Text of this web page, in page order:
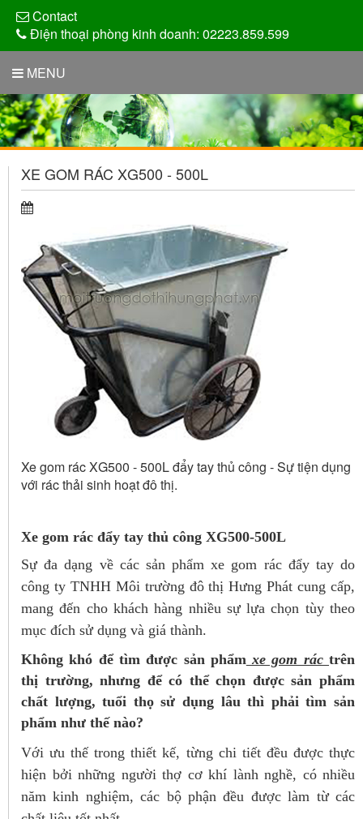
Contact
Điện thoại phòng kinh doanh: 02223.859.599
MENU
XE GOM RÁC XG500 - 500L
Xe gom rác XG500 - 500L đẩy tay thủ công - Sự tiện dụng
với rác thải sinh hoạt đô thị.
Xe gom rác đẩy tay thủ công XG500-500L
S­ự đa dạng về các sản phẩm xe gom rác đẩy tay do
công ty TNHH Môi trường đô thị Hưng Phát cung cấp,
mang đến cho khách hàng nhiều sự lựa chọn tùy theo
mục đích sử dụng và giá thành.
Không khó để tìm được sản phẩmxe gom ráctrên
thị trường, nhưng để có thể chọn được sản phẩm
chất lượng, tuổi thọ sử dụng lâu thì phải tìm sản
phẩm như thế nào?
Với ưu thế trong thiết kế, từng chi tiết đều được thực
hiện bởi những người thợ cơ khí lành nghề, có nhiều
năm kinh nghiệm, các bộ phận đều được làm từ các